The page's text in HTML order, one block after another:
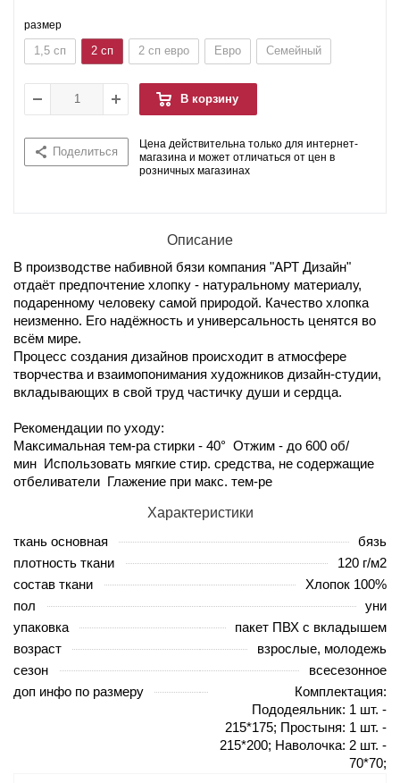
размер
1,5 сп 2 сп 2 сп евро Евро Семейный
В корзину
Поделиться
Цена действительна только для интернет-
магазина и может отличаться от цен в
розничных магазинах
Описание
В производстве набивной бязи компания "АРТ Дизайн"
отдаёт предпочтение хлопку - натуральному материалу,
подаренному человеку самой природой. Качество хлопка
неизменно. Его надёжность и универсальность ценятся во
всём мире.
Процесс создания дизайнов происходит в атмосфере
творчества и взаимопонимания художников дизайн-студии,
вкладывающих в свой труд частичку души и сердца.
Рекомендации по уходу:
Максимальная тем-ра стирки - 40° Отжим - до 600 об/
мин Использовать мягкие стир. средства, не содержащие
отбеливатели Глажение при макс. тем-ре
Характеристики
ткань основная
бязь
плотность ткани
120 г/м2
состав ткани
Хлопок 100%
пол
уни
упаковка
пакет ПВХ с вкладышем
возраст
взрослые, молодежь
сезон
всесезонное
доп инфо по размеру
Комплектация:
Пододеяльник: 1 шт. -
215*175; Простыня: 1 шт. -
215*200; Наволочка: 2 шт. -
70*70;